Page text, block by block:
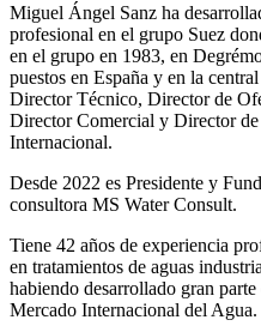
Miguel Ángel Sanz ha
profesional en el grupo Suez
en el grupo en 1983, en
puestos en España y en la
Director Técnico, Director de
Director Comercial y Director
Internacional.
Desde 2022 es Presidente y
consultora MS Water Consult.
Tiene 42 años de experiencia
en tratamientos de aguas
habiendo desarrollado gran
Mercado Internacional del Agua.